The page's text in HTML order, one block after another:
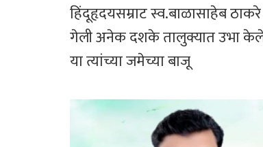
हिंदूहृदयसम्राट स्व.बाळासाहेब
गेली अनेक दशके तालुक्यात उभा
या त्यांच्या जमेच्या बाजू